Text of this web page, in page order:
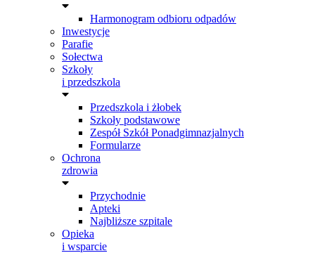
Harmonogram odbioru odpadów
Inwestycje
Parafie
Sołectwa
Szkoły
i przedszkola
Przedszkola i żłobek
Szkoły podstawowe
Zespół Szkół Ponadgimnazjalnych
Formularze
Ochrona
zdrowia
Przychodnie
Apteki
Najbliższe szpitale
Opieka
i wsparcie